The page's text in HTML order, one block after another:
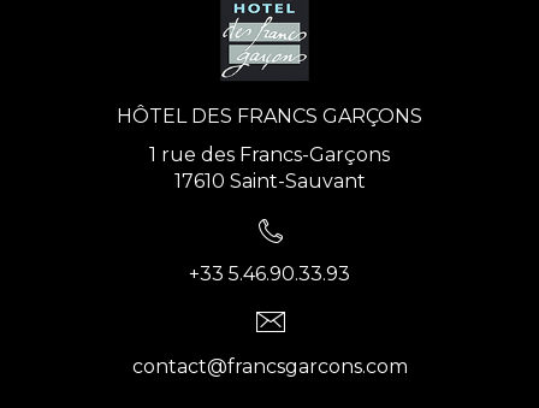
HÔTEL DES FRANCS GARÇONS
1 rue des Francs-Garçons
17610 Saint-Sauvant
+33 5.46.90.33.93
contact@francsgarcons.com